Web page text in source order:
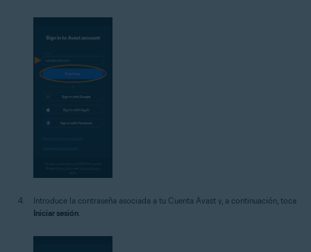
Introduce la contraseña asociada a tu Cuenta Avast y, a continuación, toca
Iniciar sesión